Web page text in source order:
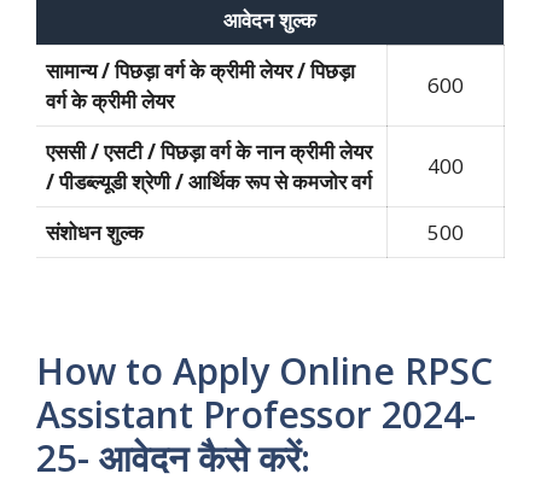
आवेदन शुल्क
सामान्य / पिछड़ा वर्ग के क्रीमी लेयर / पिछड़ा
वर्ग के क्रीमी लेयर
600
एससी / एसटी / पिछड़ा वर्ग के नान क्रीमी लेयर
/ पीडब्ल्यूडी श्रेणी / आर्थिक रूप से कमजोर वर्ग
400
संशोधन शुल्क 500
How to Apply Online RPSC
Assistant Professor 2024-
25- आवेदन कैसे करें: